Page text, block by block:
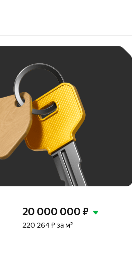
20 000 000 ₽
220 264 ₽ за м²